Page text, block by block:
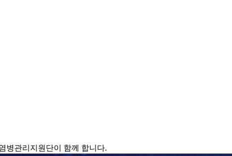
병관리지원단이 함께 합니다.